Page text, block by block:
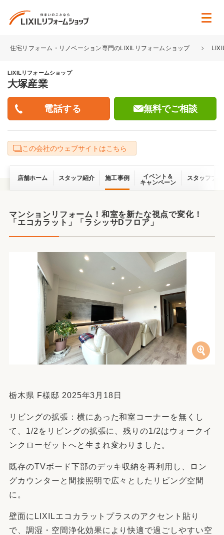
住宅リフォーム・リノベーション専門のLIXILリフォームショップ
LIXILリフォームショップ
大塚産業
無料でご相談
この会社のウェブサイトはこちら
店舗ホーム スタッフ紹介 施工事例
イベント＆
キャンペーン
スタッフブ
マンションリフォーム！和室を新たな視点で変化！
「エコカラット」「ラシッサDフロア」
栃木県 F様邸 2025年3月18日
リビングの拡張：横にあった和室コーナーを無くし
て、1/2をリビングの拡張に、残りの1/2はウォークイ
ンクローゼットへと生まれ変わりました。
既存のTVボード下部のデッキ収納を再利用し、ロン
グカウンターと間接照明で広々としたリビング空間
に。
壁面にLIXILエコカラットプラスのアクセント貼り
で、調湿・空間浄化効果により快適で過ごしやすい空